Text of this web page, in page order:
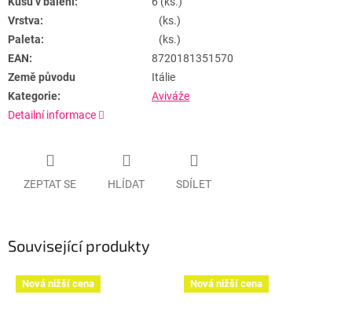
Vrstva:
(ks.)
Paleta:
(ks.)
EAN:
8720181351570
Země původu
Itálie
Kategorie:
Aviváže
Detailní informace
ZEPTAT SE HLÍDAT SDÍLET
Související produkty
Nová nižší cena Nová nižší cena